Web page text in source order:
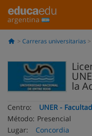
argentina
Carreras universitarias
la
Centro:
UNER -
Método: Presencial
Lugar:
Concordia